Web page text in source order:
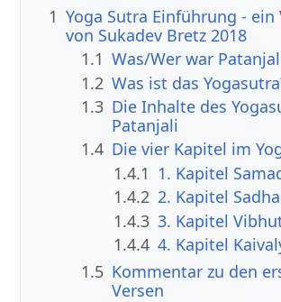
1 Yoga Sutra Einführung - ein
von Sukadev Bretz 2018
1.1 Was/Wer war
1.2 Was ist das
1.3 Die Inhalte des
Patanjali
1.4 Die vier Kapitel im
1.4.1 1. Kapitel
1.4.2 2. Kapitel
1.4.3 3. Kapitel
1.4.4 4. Kapitel
1.5 Kommentar zu den
Versen